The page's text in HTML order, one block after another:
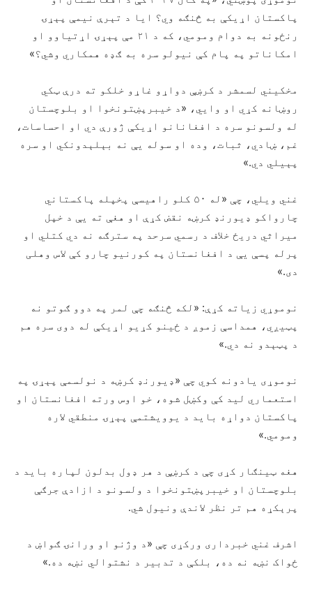
پاکستان اړیکې به څنګه وي؟ ایا د تېرې نیمې پېړۍ
رنځونه به دوام ومومي، که د ۲۱ مې پېړۍ اړتیاوو او
امکاناتو په پام کې نیولو سره به ګډه همکاري وشي؟»
مخکیني لسمشر د کرښې دواړو غاړو خلکو ته درې ټکي
روښانه کړي او وايي، «د خیبرپښتونخوا او بلوچستان
له ولسونو سره د افغانانو اړیکې ژورې دي او احساسات،
غم، ښادي، ثبات، وده او سوله یې نه بېلېدونکي او سره
پېیلي دي.»
غني ویلي، چې «له ۵۰ کلو راهیسې پخپله پاکستاني
چارواکو ډيورنډ کرښه نقض کړې او هغې ته یې د خپل
میراثي دریځ خلاف د رسمي سرحد په سترګه نه دي کتلي او
پرله ‌پسې یې د افغانستان په کورنیو چارو کې لاس وهلی
دی.»
نوموړي زیاته کړې: «لکه څنګه چې لمر په دوو ګوتو نه
پټیږي، همداسې زموږ د ځینو کړیو اړیکې له دوی سره هم
د پټېدو نه دي.»
نوموړی یادونه کوي چې «ډيورنډ کرښه د نولسمې پېړۍ په
استعماري لید کې وکښل شوه، خو اوس ورته افغانستان او
پاکستان دواړه باید د یوویشتمې پېړۍ منطقي لاره
ومومي.»
هغه ټینګار کړی چې د کرښې د هر ډول بدلون لپاره باید د
بلوچستان او خیبرپښتونخوا د ولسونو د ازادې جرګې
پرېکړه هم تر نظر لاندې ونیول شي.
اشرف غني خبرداری ورکړی چې «د وژنو او ورانۍ ګواښ د
ځواک نښه نه ده، بلکې د تدبیر د نشتوالي نښه ده.»